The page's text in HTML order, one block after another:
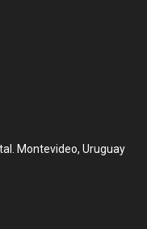
Montevideo, Uruguay